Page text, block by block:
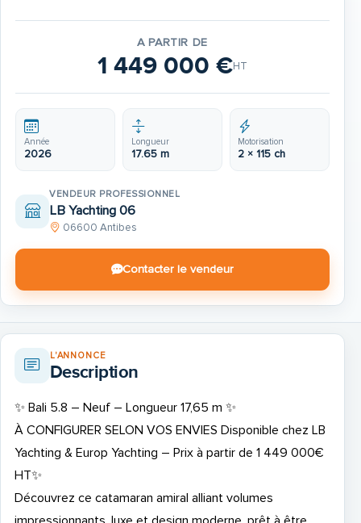
A PARTIR DE
1 449 000 €HT
Année
2026
Longueur
17.65 m
Motorisation
2 × 115 ch
VENDEUR PROFESSIONNEL
LB Yachting 06
06600 Antibes
Contacter le vendeur
L'ANNONCE
Description
✨ Bali 5.8 – Neuf – Longueur 17,65 m ✨
À CONFIGURER SELON VOS ENVIES Disponible chez LB
Yachting & Europ Yachting – Prix à partir de 1 449 000€
HT✨
Découvrez ce catamaran amiral alliant volumes